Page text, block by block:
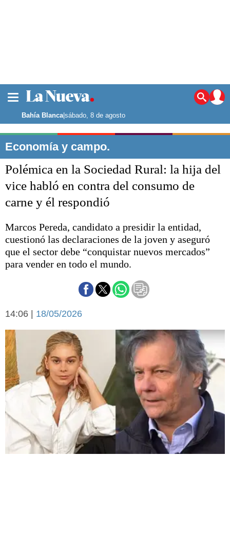
Noticias
La ciudad
Punta Alta
El país
El mundo
Seguridad
Deportes
Escenario Olímpico
Liga del Sur
Básquetbol
Fútbol
Federal A
Cines
Economía y campo
Espacio empresas
Sociedad y tiempo
libre
Sociedad
Tecnología
Turismo
Salud
Es viral
El tiempo
Fúnebres
Clasificados
Bahía Blanca|sábado, 8 de agosto
Economía y campo.
Polémica en la Sociedad Rural: la hija del
vice habló en contra del consumo de
carne y él respondió
Marcos Pereda, candidato a presidir la entidad,
cuestionó las declaraciones de la joven y aseguró
que el sector debe “conquistar nuevos mercados”
para vender en todo el mundo.
14:06 | 18/05/2026